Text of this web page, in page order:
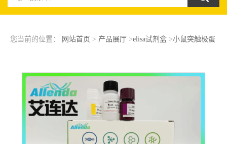
您当前的位置： 网站首页 > 产品展厅 >elisa试剂盒>小鼠突触极蛋